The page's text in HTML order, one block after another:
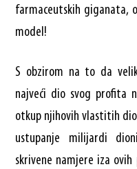
farmaceutskih giganata,
model!
S obzirom na to da
najveći dio svog profita
otkup njihovih vlastitih
ustupanje milijardi
skrivene namjere iza